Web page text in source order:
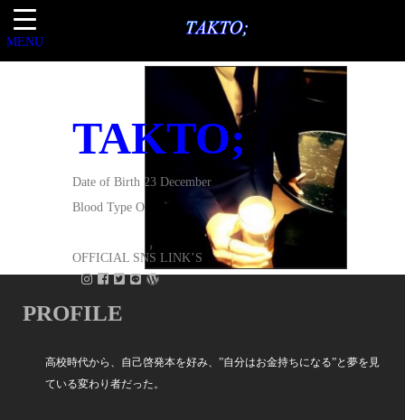
TAKTO;
Date of Birth 23 December
Blood Type O
OFFICIAL SNS LINK’S
PROFILE
高校時代から、自己啓発本を好み、”自分はお金持ちになる”と夢を見
ている変わり者だった。
MENU